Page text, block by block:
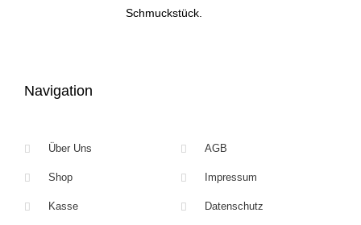
Schmuckstück.
Navigation
Über Uns
Shop
Kasse
AGB
Impressum
Datenschutz